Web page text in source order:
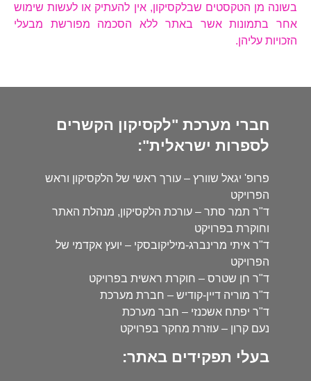
בשונה מן הטקסטים שבלקסיקון, אין להעתיק או לעשות שימוש
אחר בתמונות אשר באתר ללא הסכמה מפורשת מבעלי
הזכויות עליהן.
חברי מערכת "לקסיקון הקשרים
לספרות ישראלית":
פרופ' יגאל שוורץ – עורך ראשי של הלקסיקון וראש
הפרויקט
ד"ר תמר סתר – עורכת הלקסיקון, מנהלת האתר
וחוקרת בפרויקט
ד"ר איתי מרינברג-מיליקובסקי – יועץ אקדמי של
הפרויקט
ד"ר חן שטרס – חוקרת ראשית בפרויקט
ד"ר מוריה דיין-קודיש – חברת מערכת
ד"ר יפתח אשכנזי – חבר מערכת
נעם קרון – עוזרת מחקר בפרויקט
בעלי תפקידים באתר: